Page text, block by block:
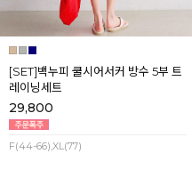
[SET]백누피 쿨시어서커 방수 5부 트
레이닝세트
29,800
F(44-66),XL(77)